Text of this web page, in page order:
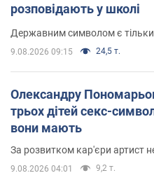
розповідають у школі
Державним символом є тільки
9.08.2026 09:15 24,5 т.
Олександру
трьох дітей секс-
вони мають
За розвитком кар'єри артист
9.08.2026 04:01 9,2 т.